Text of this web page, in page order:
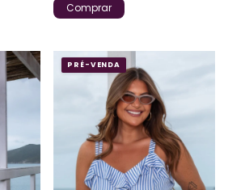
Comprar
PRÉ-VENDA